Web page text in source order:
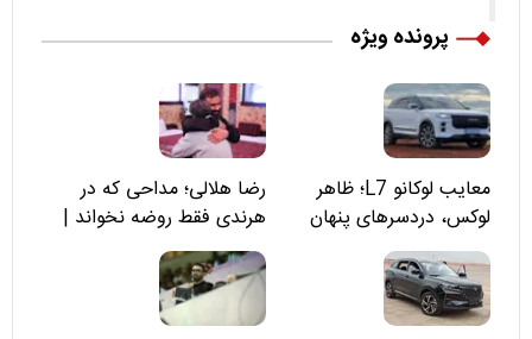
پرونده ویژه
معایب لوکانو L7؛ ظاهر
لوکس، دردسرهای پنهان
رضا هلالی؛ مداحی که در
هرندی فقط روضه نخواند |
مسئولان «تکیه‌گاه آقا مرتضی
علی(ع)» را جدی‌تر ببینند